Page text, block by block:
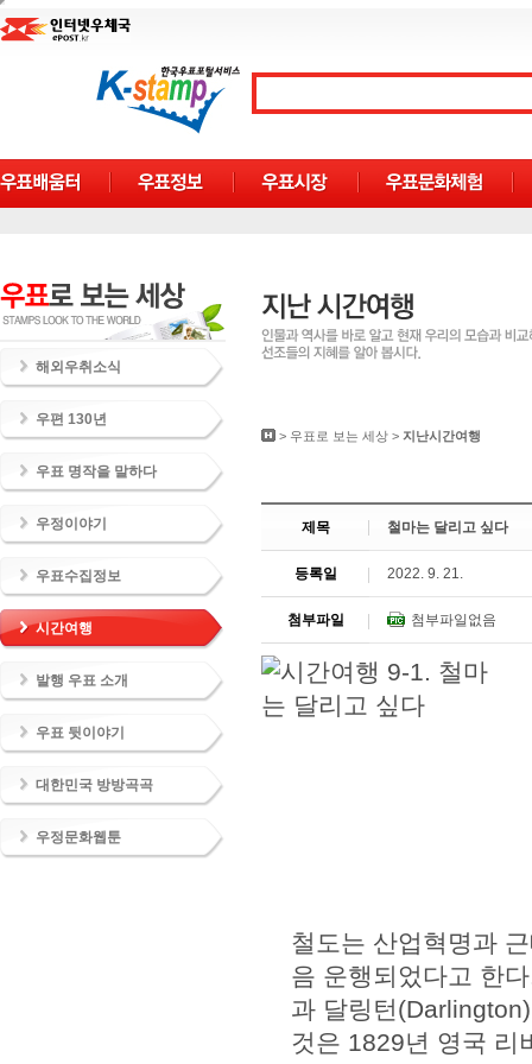
해외우취소식
우편 130년
우표 명작을 말하다
우정이야기
우표수집정보
시간여행
발행 우표 소개
우표 뒷이야기
대한민국 방방곡곡
우정문화웹툰
> 우표로 보는 세상 > 지난시간여행
제목 철마는 달리고 싶다
등록일 2022. 9. 21.
첨부파일 첨부파일없음
철도는 산업혁명과
음 운행되었다고 한
과 달링턴
것은 1829년 영국 리